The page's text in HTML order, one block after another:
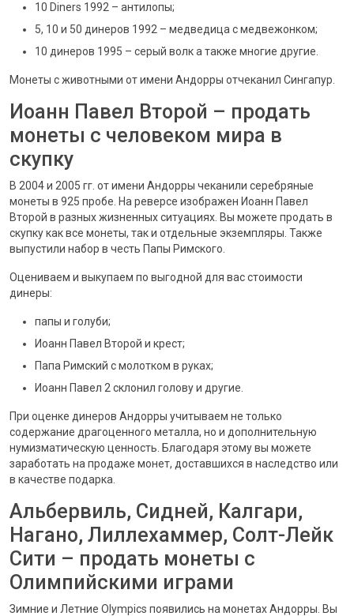
10 Diners 1992 – антилопы;
5, 10 и 50 динеров 1992 – медведица с медвежонком;
10 динеров 1995 – серый волк а также многие другие.
Монеты с животными от имени Андорры отчеканил Сингапур.
Иоанн Павел Второй – продать
монеты с человеком мира в
скупку
В 2004 и 2005 гг. от имени Андорры чеканили серебряные
монеты в 925 пробе. На реверсе изображен Иоанн Павел
Второй в разных жизненных ситуациях. Вы можете продать в
скупку как все монеты, так и отдельные экземпляры. Также
выпустили набор в честь Папы Римского.
Оцениваем и выкупаем по выгодной для вас стоимости
динеры:
папы и голуби;
Иоанн Павел Второй и крест;
Папа Римский с молотком в руках;
Иоанн Павел 2 склонил голову и другие.
При оценке динеров Андорры учитываем не только
содержание драгоценного металла, но и дополнительную
нумизматическую ценность. Благодаря этому вы можете
заработать на продаже монет, доставшихся в наследство или
в качестве подарка.
Альбервиль, Сидней, Калгари,
Нагано, Лиллехаммер, Солт-Лейк
Сити – продать монеты с
Олимпийскими играми
Зимние и Летние Olympics появились на монетах Андорры. Вы